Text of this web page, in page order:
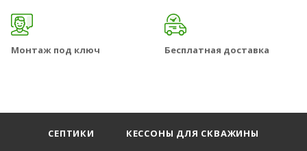
Монтаж под ключ Бесплатная доставка
СЕПТИКИ
КЕССОНЫ ДЛЯ СКВАЖИНЫ